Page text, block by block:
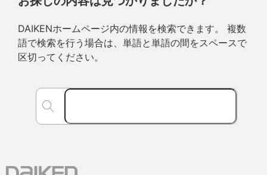
DAIKENホームページ内の情報を検索できます。 複数
語で検索を行う場合は、単語と単語の間をスペースで
区切ってください。